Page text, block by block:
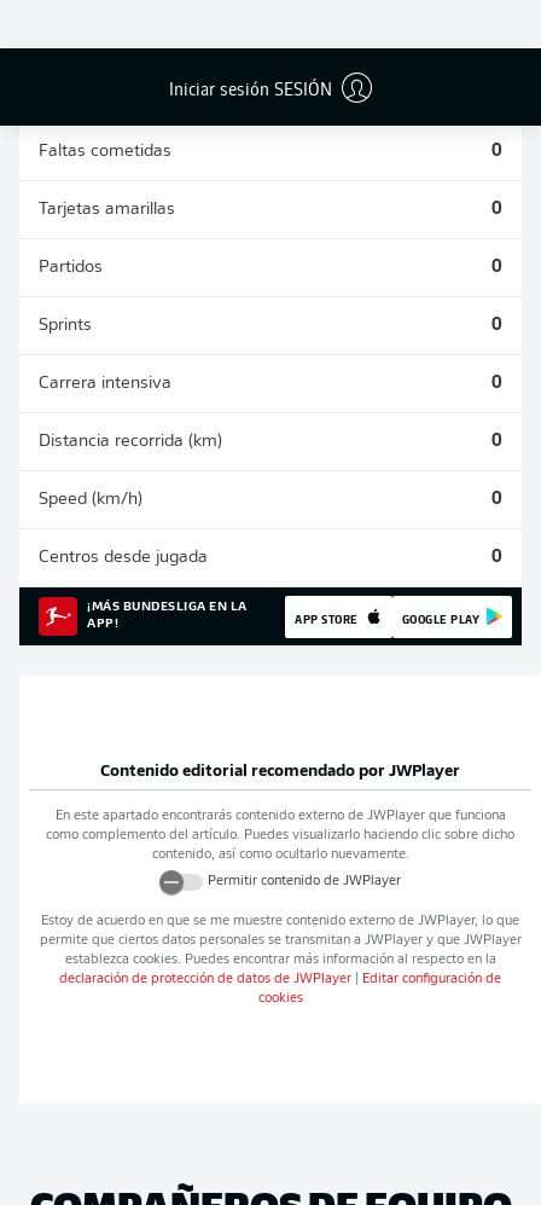
Iniciar sesión SESIÓN
Faltas cometidas 0
Tarjetas amarillas 0
Partidos 0
Sprints 0
Carrera intensiva 0
Distancia recorrida (km) 0
Speed (km/h) 0
Centros desde jugada 0
¡MÁS BUNDESLIGA EN LA
APP!
APP STORE GOOGLE PLAY
Contenido editorial recomendado por JWPlayer
En este apartado encontrarás contenido externo de JWPlayerque funciona
como complemento del artículo. Puedes visualizarlo haciendo clic sobre dicho
contenido, así como ocultarlo nuevamente.
Permitir contenido de JWPlayer
Estoy de acuerdo en que se me muestre contenido externo de JWPlayer, lo que
permite que ciertos datos personales se transmitan a JWPlayery que JWPlayer
establezca cookies. Puedes encontrar más información al respecto en la
declaración de protección de datos de JWPlayer
Editar configuración de
cookies